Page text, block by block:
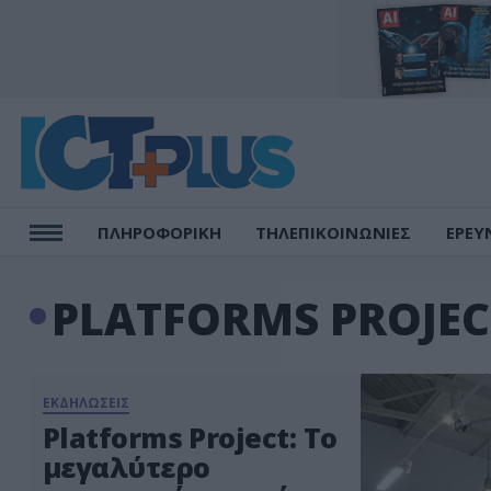
ΠΛΗΡΟΦΟΡΙΚΗ ΤΗΛΕΠΙΚΟΙΝΩΝΙΕΣ
PLATFORMS
ΕΚΔΗΛΩΣΕΙΣ
Platforms Project: Το
μεγαλύτερο